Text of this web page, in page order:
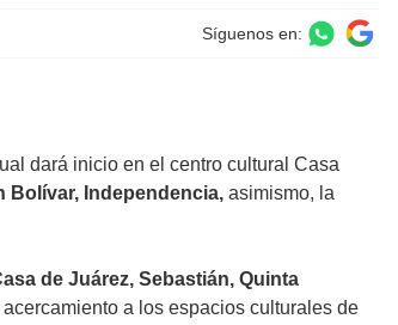
Síguenos en:
dará inicio en el centro cultural Casa
Bolívar, Independencia, asimismo, la
de Juárez, Sebastián, Quinta
a los espacios culturales de